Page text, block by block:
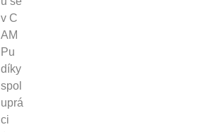
v C
AM
Pu
díky
spol
uprá
ci